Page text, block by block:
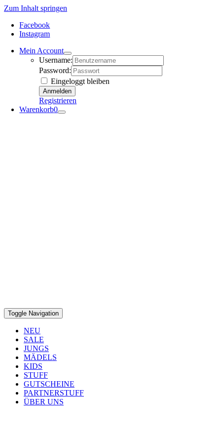
Zum Inhalt springen
Facebook
Instagram
Mein Account
Username:
Password:
Eingeloggt bleiben
Registrieren
Warenkorb0
Toggle Navigation
NEU
SALE
JUNGS
MÄDELS
KIDS
STUFF
GUTSCHEINE
PARTNERSTUFF
ÜBER UNS